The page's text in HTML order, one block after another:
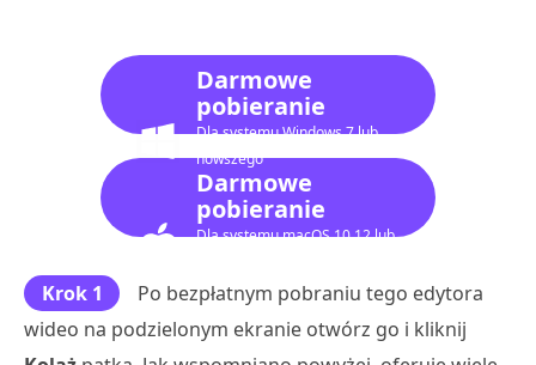
Darmowe
pobieranie
Dla systemu Windows 7 lub
nowszego
Darmowe
pobieranie
Dla systemu macOS 10.12 lub
Krok 1
Po bezpłatnym pobraniu tego edytora
wideo na podzielonym ekranie otwórz go i kliknij